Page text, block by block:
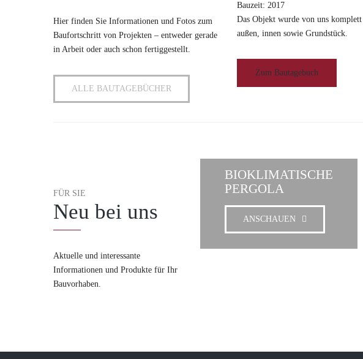
Hier finden Sie Informationen und Fotos zum
Baufortschritt von Projekten – entweder gerade
in Arbeit oder auch schon fertiggestellt.
ALLE BAUTAGEBÜCHER
Bauzeit: 2017
Das Objekt wurde von uns komplett
außen, innen sowie Grundstück.
Zum Bautagebuch
FÜR SIE
Neu bei uns
Aktuelle und interessante
Informationen und Produkte für Ihr
Bauvorhaben.
BIOKLIMATISCHE
PERGOLA
ANSCHAUEN